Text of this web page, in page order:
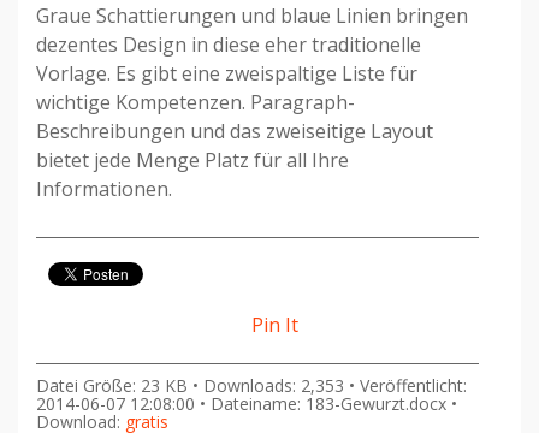
Graue Schattierungen und blaue Linien bringen
dezentes Design in diese eher traditionelle
Vorlage. Es gibt eine zweispaltige Liste für
wichtige Kompetenzen. Paragraph-
Beschreibungen und das zweiseitige Layout
bietet jede Menge Platz für all Ihre
Informationen.
Pin It
Datei Größe: 23 KB • Downloads: 2,353 • Veröffentlicht:
2014-06-07 12:08:00 • Dateiname: 183-Gewurzt.docx •
Download: gratis